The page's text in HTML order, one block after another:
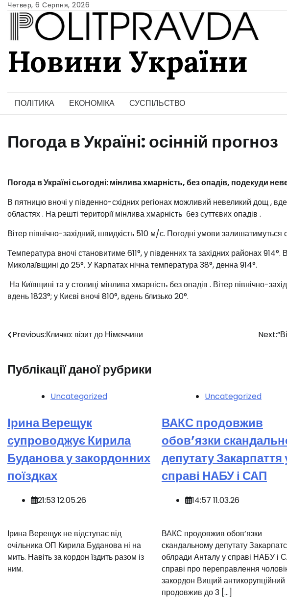
Skip
content
Четвер, 6 Серпня, 2026
Новини України
ПОЛІТИКА
ЕКОНОМІКА СУСПІЛЬСТВО
Погода в Україні: осінній прогноз
Погода в Україні сьогодні: мінлива хмарність, без опадів, подекуди
В пятницю вночі у південно-східних регіонах можливий невеликий дощ,
областях. На решті території мінлива хмарність без суттєвих опадів .
Вітер північно-західний, швидкість 510 м/с. Погодні умови залишатимуться
Температура вночі становитиме 611°, у південнихта західних районах 914°.
Миколаївщині до 25°. У Карпатах нічна температура 38°, денна 914°.
На Київщині та у столиці мінлива хмарність без опадів . Вітер північно-
вдень 1823°; у Києві вночі 810°, вдень близько 20°.
Навігація
Previous:Кличко: візит до Німеччини Next:
Публікації даної рубрики
Uncategorized
Ірина Верещук
супроводжує Кирила
Буданова у закордонних
поїздках
21:53 12.05.26
Ірина Верещук не відступає від
очільника ОП Кирила Буданова ні на
мить. Навіть за кордон їздить разом із
ним.
Uncategorized
ВАКС продовжив
обов’язки
депутату Закарпаття
справі НАБУ і САП
14:57 11.03.26
️ВАКС продовжив обов’язки
скандальному депутату
облради Анталу у справі НАБУ і
справі про переправлення
закордон Вищий антикорупційний
продовжив до 3 […]